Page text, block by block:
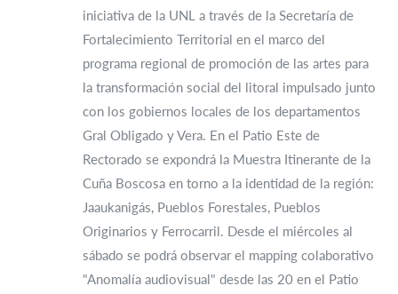
iniciativa de la UNL a través de la Secretaría de
Fortalecimiento Territorial en el marco del
programa regional de promoción de las artes para
la transformación social del litoral impulsado junto
con los gobiernos locales de los departamentos
Gral Obligado y Vera. En el Patio Este de
Rectorado se expondrá la Muestra Itinerante de la
Cuña Boscosa en torno a la identidad de la región:
Jaaukanigás, Pueblos Forestales, Pueblos
Originarios y Ferrocarril. Desde el miércoles al
sábado se podrá observar el mapping colaborativo
"Anomalía audiovisual" desde las 20 en el Patio